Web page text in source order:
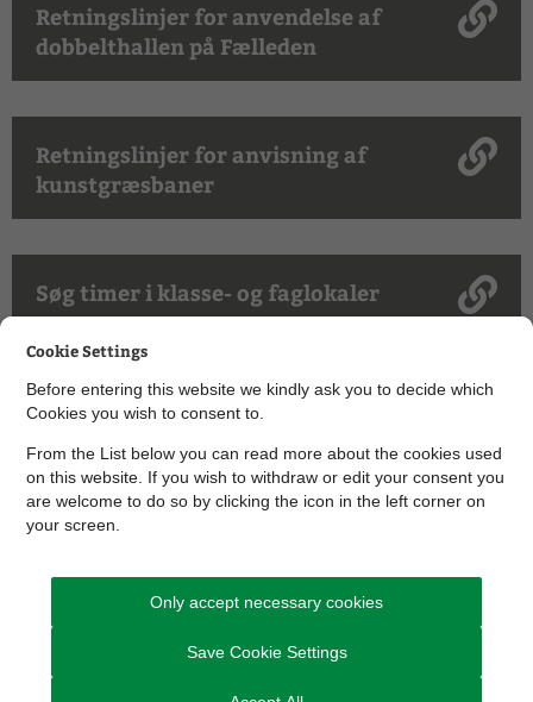
Retningslinjer for anvendelse af
dobbelthallen på Fælleden
Retningslinjer for anvisning af
kunstgræsbaner
Søg timer i klasse- og faglokaler
Takster for benyttelse af kommunalt
ejede og støttede lokaler
Andre haller - adresser og kontaktoplysninger
Svømmehaller og -bade - adresser og
Cookie Settings
Before entering this website we kindly ask you to decide which
Cookies you wish to consent to.
From the List below you can read more about the cookies used
on this website. If you wish to withdraw or edit your consent you
are welcome to do so by clicking the icon in the left corner on
your screen.
Only accept necessary cookies
Save Cookie Settings